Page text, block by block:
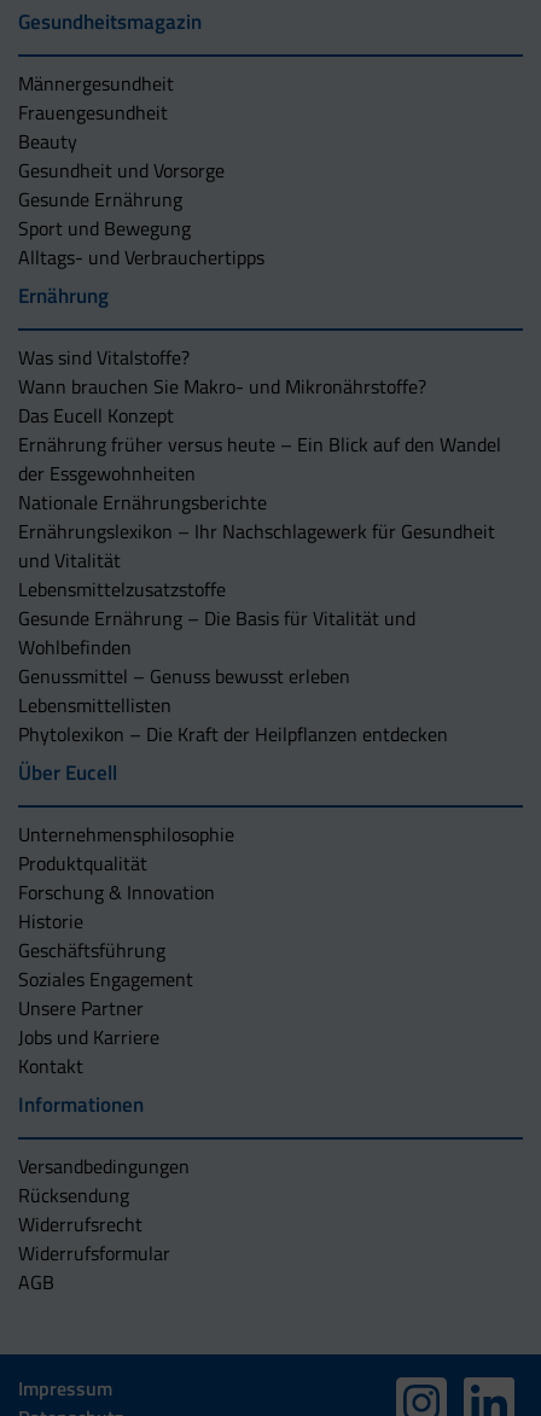
Gesundheitsmagazin
Männergesundheit
Frauengesundheit
Beauty
Gesundheit und Vorsorge
Gesunde Ernährung
Sport und Bewegung
Alltags- und Verbrauchertipps
Ernährung
Was sind Vitalstoffe?
Wann brauchen Sie Makro- und Mikronährstoffe?
Das Eucell Konzept
Ernährung früher versus heute – Ein Blick auf den Wandel
der Essgewohnheiten
Nationale Ernährungsberichte
Ernährungslexikon – Ihr Nachschlagewerk für Gesundheit
und Vitalität
Lebensmittelzusatzstoffe
Gesunde Ernährung – Die Basis für Vitalität und
Wohlbefinden
Genussmittel – Genuss bewusst erleben
Lebensmittellisten
Phytolexikon – Die Kraft der Heilpflanzen entdecken
Über Eucell
Unternehmens­philosophie
Produktqualität
Forschung & Innovation
Historie
Geschäftsführung
Soziales Engagement
Unsere Partner
Jobs und Karriere
Kontakt
Informationen
Versandbedingungen
Rücksendung
Widerrufsrecht
Widerrufsformular
AGB
Impressum